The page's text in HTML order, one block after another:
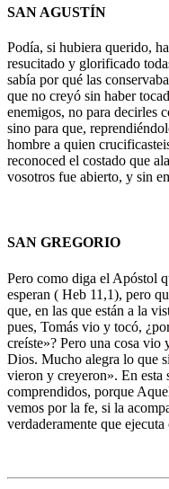
SAN AGUSTÍN
Podía, si hubiera querido,
resucitado y glorificado
sabía por qué las
que no creyó sin haber
enemigos, no para decirles
sino para que,
hombre a quien
reconoced el costado que
vosotros fue abierto, y sin
SAN GREGORIO
Pero como diga el Apóstol
esperan ( Heb 11,1), pero
que, en las que están a la
pues, Tomás vio y tocó,
creíste»? Pero una cosa
Dios. Mucho alegra lo que
vieron y creyeron». En esta
comprendidos, porque
vemos por la fe, si la
verdaderamente que